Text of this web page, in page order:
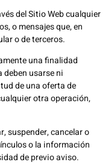
del Sitio Web cualquier
o mensajes que, en
o de terceros.
una finalidad
usarse ni
de una oferta de
otra operación,
suspender, cancelar o
o la información
de previo aviso.